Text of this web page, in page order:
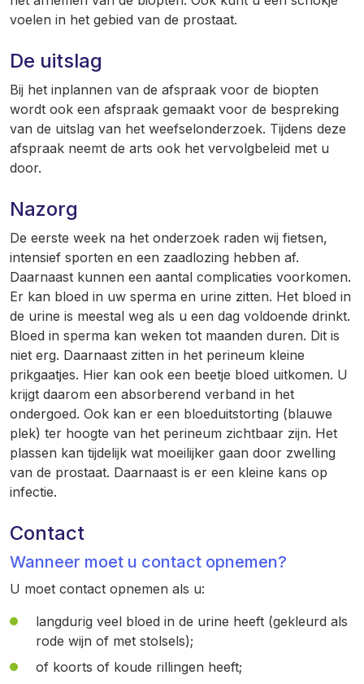
voelen in het gebied van de prostaat.
De uitslag
Bij het inplannen van de afspraak voor de biopten
wordt ook een afspraak gemaakt voor de bespreking
van de uitslag van het weefselonderzoek. Tijdens deze
afspraak neemt de arts ook het vervolgbeleid met u
door.
Nazorg
De eerste week na het onderzoek raden wij fietsen,
intensief sporten en een zaadlozing hebben af.
Daarnaast kunnen een aantal complicaties voorkomen.
Er kan bloed in uw sperma en urine zitten. Het bloed in
de urine is meestal weg als u een dag voldoende drinkt.
Bloed in sperma kan weken tot maanden duren. Dit is
niet erg. Daarnaast zitten in het perineum kleine
prikgaatjes. Hier kan ook een beetje bloed uitkomen. U
krijgt daarom een absorberend verband in het
ondergoed. Ook kan er een bloeduitstorting (blauwe
plek) ter hoogte van het perineum zichtbaar zijn. Het
plassen kan tijdelijk wat moeilijker gaan door zwelling
van de prostaat. Daarnaast is er een kleine kans op
infectie.
Contact
Wanneer moet u contact opnemen?
U moet contact opnemen als u:
langdurig veel bloed in de urine heeft (gekleurd als
rode wijn of met stolsels);
of koorts of koude rillingen heeft;